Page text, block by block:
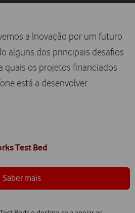
a Inovação por um futuro
alguns dos principais desafios
quais os projetos financiados
está a desenvolver.
Test Bed
Saber mais